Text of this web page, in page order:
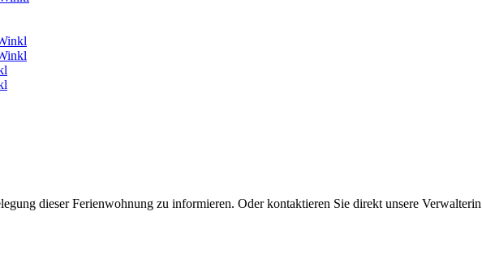
dieser Ferienwohnung zu informieren. Oder kontaktieren Sie direkt unsere Verwalterin